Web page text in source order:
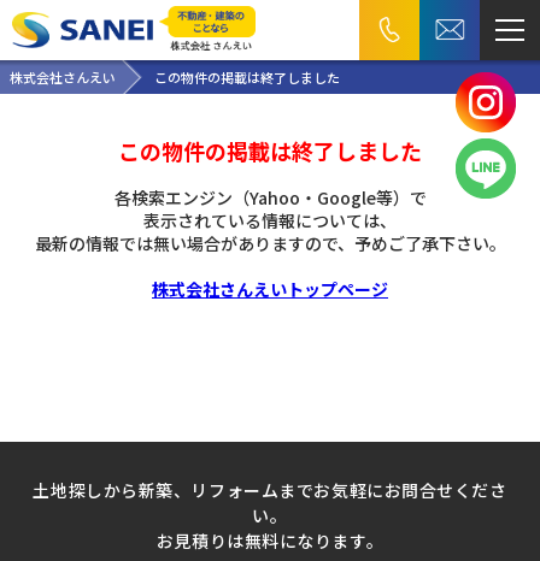
株式会社さんえい この物件の掲載は終了しました
この物件の掲載は終了しました
各検索エンジン（Yahoo・Google等）で
表示されている情報については、
最新の情報では無い場合がありますので、 予めご了承下さい。
株式会社さんえいトップページ
土地探しから新築、リフォームまでお気軽にお問合せくださ
い。
お見積りは無料になります。